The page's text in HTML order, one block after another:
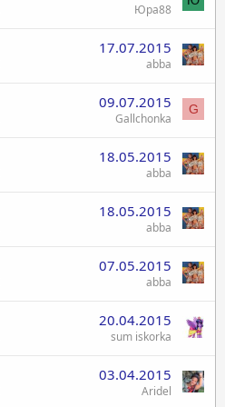
Юра88
17.07.2015
abba
09.07.2015
Gallchonka
G
18.05.2015
abba
18.05.2015
abba
07.05.2015
abba
20.04.2015
sum iskorka
03.04.2015
Aridel